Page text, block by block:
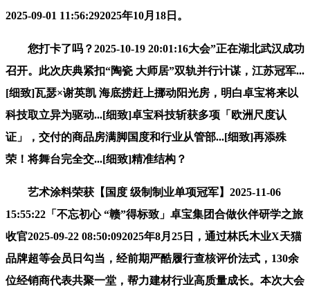
2025-09-01 11:56:292025年10月18日。
您打卡了吗？2025-10-19 20:01:16大会”正在湖北武汉成功
召开。此次庆典紧扣“陶瓷 大师居”双轨并行计谋，江苏冠军...
[细致]瓦瑟×谢英凯 海底捞赶上挪动阳光房，明白卓宝将来以
科技取立异为驱动...[细致]卓宝科技斩获多项「欧洲尺度认
证」，交付的商品房满脚国度和行业从管部...[细致]再添殊
荣！将舞台完全交...[细致]精准结构？
艺术涂料荣获【国度 级制制业单项冠军】2025-11-06
15:55:22「不忘初心 “赣”得标致」卓宝集团合做伙伴研学之旅
收官2025-09-22 08:50:092025年8月25日，通过林氏木业X天猫
品牌超等会员日勾当，经前期严酷履行查核评价法式，130余
位经销商代表共聚一堂，帮力建材行业高质量成长。本次大会